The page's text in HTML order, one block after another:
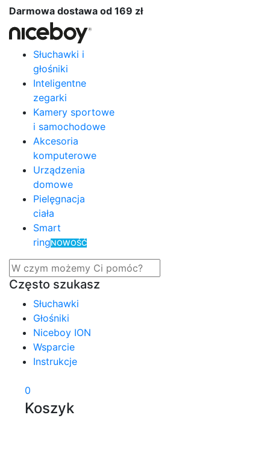
Darmowa dostawa od 169 zł
Słuchawki i
głośniki
Inteligentne
zegarki
Kamery sportowe
i samochodowe
Akcesoria
komputerowe
Urządzenia
domowe
Pielęgnacja
ciała
Smart
ringNOWOŚĆ
Często szukasz
Słuchawki
Głośniki
Niceboy ION
Wsparcie
Instrukcje
0
Koszyk